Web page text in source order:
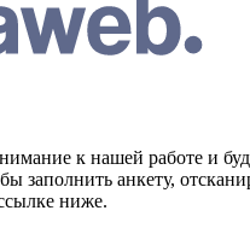
к нашей работе и
заполнить анкету,
ниже.